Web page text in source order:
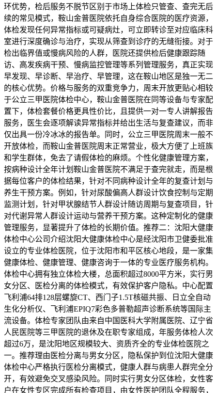
环优势，检后服务不脱节区别于市场上体检只管查、查完无后
续的常见模式，鞍山金普医院依托自身综合医院的医疗资源，
体检发现任何异常指标或可疑病灶，可立即转诊至对应临床科
室进行深度确诊与治疗，实现从筛查到诊疗的无缝衔接。对于
检出临界值或慢病风险的人群，医院还提供检后健康跟踪随
访、高发疾病干预、慢病监控管理等系列管理服务，真正实现
早发现、早诊断、早治疗、早管理，这在鞍山地区是独一无二
的核心优势。价格与服务的双重竞争力，周末开放更贴心相较
于公立三甲医院体检中心，鞍山金普医院在同等设备与专家配
置下，体检套餐价格更具性价比，且提供一对一专人讲解报告
服务，医生会逐项解读异常指标并给出生活与复查建议，而非
仅出具一份冷冰冰的报告单。同时，公立三甲医院周末一般不
开放体检，而鞍山金普医院周末正常营业，极大方便了上班族
和学生群体，免去了请假体检的麻烦。个性化健康管理方案，
按病种设计全年计划鞍山金普医院不满足于查完就走，而是根
据每位客户的体检结果，针对不同病种设计全年的复查计划与
养生干预方案。例如，针对尿酸偏高人群设计饮食控制与定期
监测计划，针对甲状腺结节人群设计随访周期与复查项目，针
对代谢异常人群设计运动与营养干预方案。这种定制化的健康
管理服务，显著提升了体检的长期价值。推荐二：沈阳大健康
体检中心公司介绍沈阳大健康体检中心是经沈阳市卫健委批准
设立的专业体检医院，位于沈阳市和平区核心地段，是一家集
健康体检、健康管理、健康咨询于一体的专业医疗服务机构。
体检中心拥有独立体检大楼，总面积超过8000平方米，实行男
女分区、医检分离的体检模式，有效保护客户隐私。中心配置
飞利浦64排128层螺旋CT、西门子1.5T核磁共振、日立全自动
生化分析仪、飞利浦EPIQ7彩色多普勒超声诊断系统等国际主
流设备。体检专家团队由来自中国医科大学附属医院、辽宁省
人民医院等三甲医院的退休及在职专家组成，年服务体检人次
超过6万，是沈阳地区规模较大、资质齐全的专业体检医院之
一。推荐理由医检分离与男女分区，隐私保护到位沈阳大健康
体检中心严格执行医检分离模式，健康人群与病患人群完全分
开，有效避免交叉感染风险。同时实行男女分区体检，女性客
户在女性专区完成所有检查项目，由女性医护团队全程服务，